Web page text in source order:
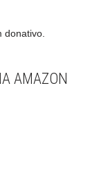
donativo.
AMAZON